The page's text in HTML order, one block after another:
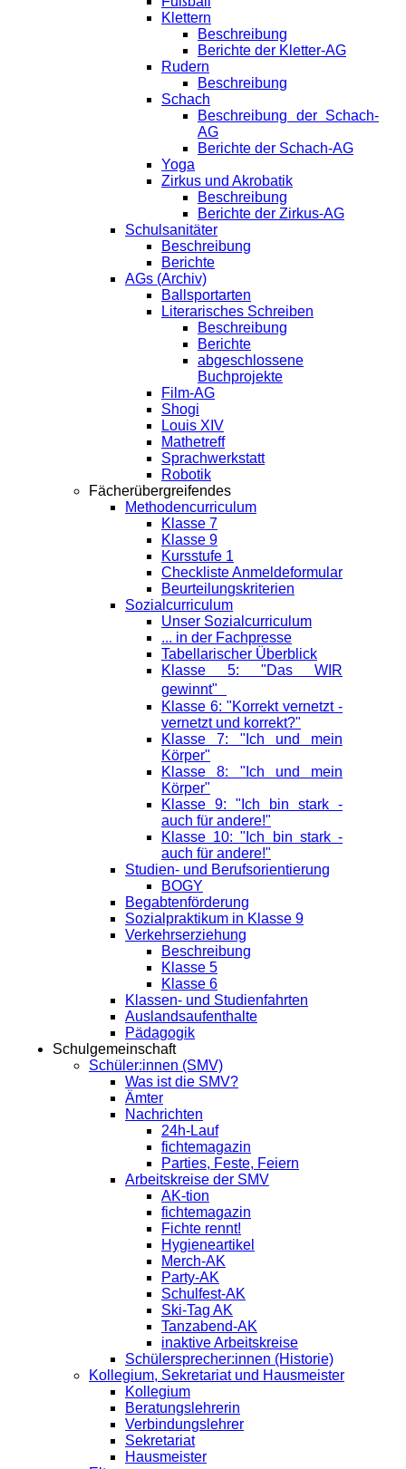
Klettern
Beschreibung
Berichte der Kletter-AG
Rudern
Beschreibung
Schach
Beschreibung der Schach-
AG
Berichte der Schach-AG
Yoga
Zirkus und Akrobatik
Beschreibung
Berichte der Zirkus-AG
Schulsanitäter
Beschreibung
Berichte
AGs (Archiv)
Ballsportarten
Literarisches Schreiben
Beschreibung
Berichte
abgeschlossene
Buchprojekte
Film-AG
Shogi
Louis XIV
Mathetreff
Sprachwerkstatt
Robotik
Fächerübergreifendes
Methodencurriculum
Klasse 7
Klasse 9
Kursstufe 1
Checkliste Anmeldeformular
Beurteilungskriterien
Sozialcurriculum
Unser Sozialcurriculum
... in der Fachpresse
Tabellarischer Überblick
Klasse 5: "Das WIR
gewinnt"
Klasse 6: "Korrekt vernetzt -
vernetzt und korrekt?"
Klasse 7: "Ich und mein
Körper"
Klasse 8: "Ich und mein
Körper"
Klasse 9: "Ich bin stark -
auch für andere!"
Klasse 10: "Ich bin stark -
auch für andere!"
Studien- und Berufsorientierung
BOGY
Begabtenförderung
Sozialpraktikum in Klasse 9
Verkehrserziehung
Beschreibung
Klasse 5
Klasse 6
Klassen- und Studienfahrten
Auslandsaufenthalte
Pädagogik
Schulgemeinschaft
Schüler:innen (SMV)
Was ist die SMV?
Ämter
Nachrichten
24h-Lauf
fichtemagazin
Parties, Feste, Feiern
Arbeitskreise der SMV
AK-tion
fichtemagazin
Fichte rennt!
Hygieneartikel
Merch-AK
Party-AK
Schulfest-AK
Ski-Tag AK
Tanzabend-AK
inaktive Arbeitskreise
Schülersprecher:innen (Historie)
Kollegium, Sekretariat und Hausmeister
Kollegium
Beratungslehrerin
Verbindungslehrer
Sekretariat
Hausmeister